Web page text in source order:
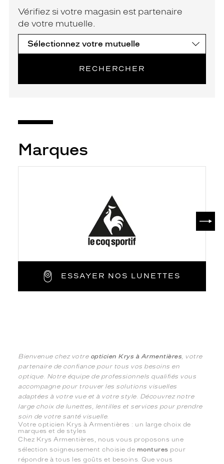
Vérifiez si votre magasin est partenaire
de votre mutuelle.
RECHERCHER
Marques
ESSAYER NOS LUNETTES
Bienvenue chez votre opticien Krys à Armentières , votre
partenaire de confiance pour tous vos besoins en
optique. Notre équipe de professionnels qualifiés vous
accompagne pour trouver les solutions visuelles
adaptées à votre vue et à votre style. Découvrez notre
large choix de lunettes, lentilles et services pour prendre
soin de votre santé visuelle.
Votre opticien Krys à Armentières : un large choix de
marques et de styles
Chez Krys Armentières, nous vous proposons une
sélection soigneusement choisie de montures pour
répondre à tous les goûts et besoins. Que vous